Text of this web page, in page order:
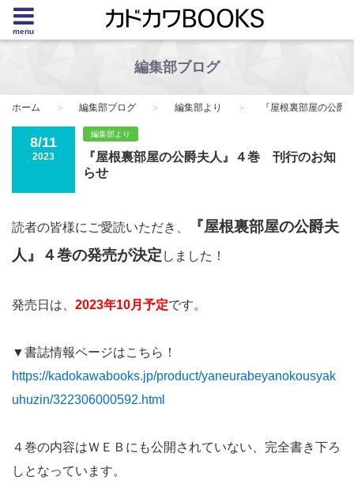
menu
編集部ブログ
ホーム 編集部ブログ 編集部より 『屋根裏部屋の公
8/11
2023
編集部より
『屋根裏部屋の公爵夫人』４巻 刊行のお知
らせ
読者の皆様にご愛読いただき、
『屋根裏部屋の公爵夫
人』４巻の発売が決定 しました！
発売日は、 2023年10月予定です。
▼書誌情報ページはこちら！
https://kadokawabooks.jp/product/yaneurabeyanokousyak
uhuzin/322306000592.html
４巻の内容はＷＥＢにも公開されていない、完全書き下ろ
しとなっています。